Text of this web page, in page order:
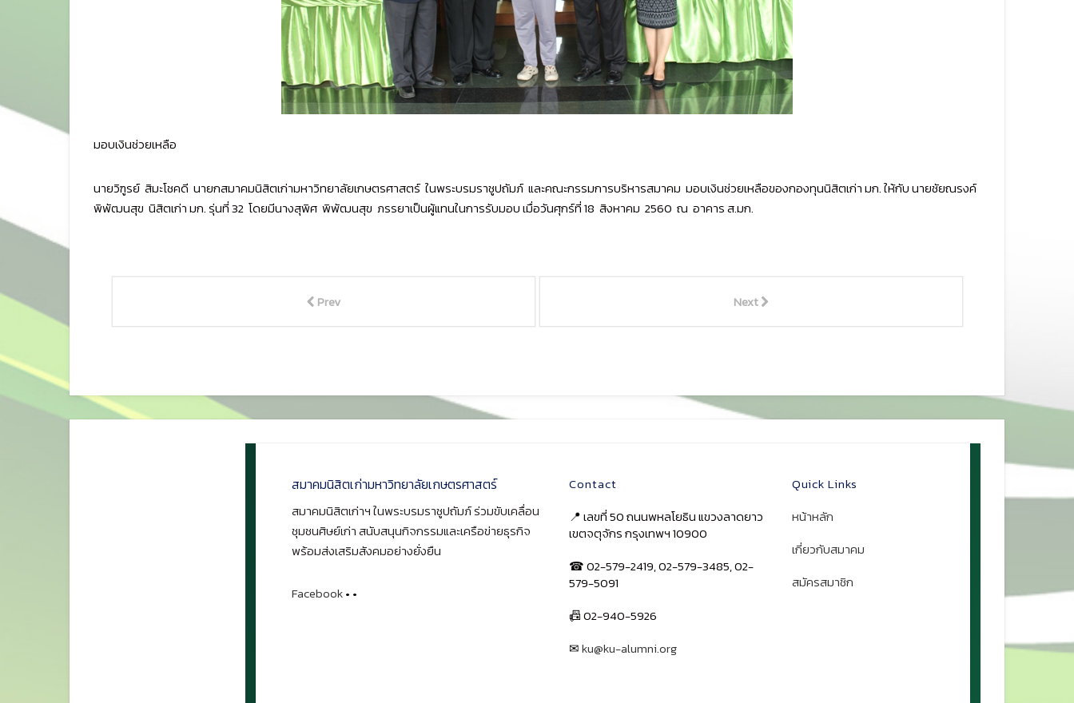
มอบเงินช่วยเหลือ
นายวิฑูรย์ สิมะโชคดี นายกสมาคมนิสิตเก่ามหาวิทยาลัยเกษตรศาสตร์ ในพระบรมราชูปถัมภ์ และคณะกรรมการบริหารสมาคม มอบเงินช่วยเหลือของกองทุนนิสิตเก่า มก. ให้กับ นายชัยณรงค์
พิพัฒนสุข นิสิตเก่า มก. รุ่นที่ 32 โดยมีนางสุพิศ พิพัฒนสุข ภรรยาเป็นผู้แทนในการรับมอบ เมื่อวันศุกร์ที่ 18 สิงหาคม 2560 ณ อาคาร ส.มก.
Prev Next
สมาคมนิสิตเก่ามหาวิทยาลัยเกษตรศาสตร์
สมาคมนิสิตเก่าฯ ในพระบรมราชูปถัมภ์ ร่วมขับเคลื่อน
ชุมชนศิษย์เก่า สนับสนุนกิจกรรมและเครือข่ายธุรกิจ
พร้อมส่งเสริมสังคมอย่างยั่งยืน
Facebook• •
Contact
📍 เลขที่ 50 ถนนพหลโยธิน แขวงลาดยาว
เขตจตุจักร กรุงเทพฯ 10900
☎ 02-579-2419, 02-579-3485, 02-
579-5091
📠 02-940-5926
✉ku@ku-alumni.org
Quick Links
หน้าหลัก
เกี่ยวกับสมาคม
สมัครสมาชิก